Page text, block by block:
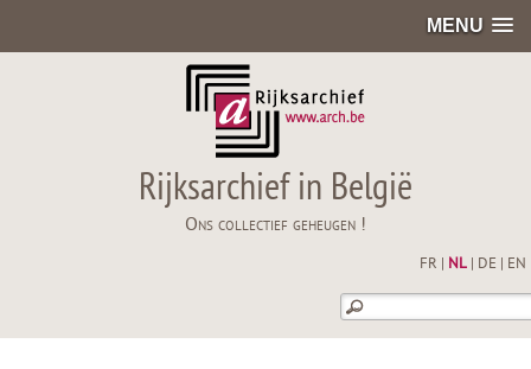
MENU
Rijksarchief in België
Ons collectief geheugen !
FR NL| DE EN